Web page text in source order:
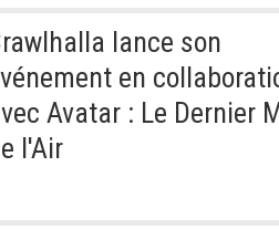
lance son
en
Avatar : Le Dernier
l'Air